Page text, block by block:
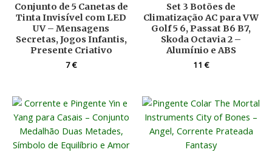
Conjunto de 5 Canetas de
Tinta Invisível com LED
UV – Mensagens
Secretas, Jogos Infantis,
Presente Criativo
7€
Set 3 Botões de
Climatização AC para VW
Golf 5 6, Passat B6 B7,
Skoda Octavia 2 –
Alumínio e ABS
11€